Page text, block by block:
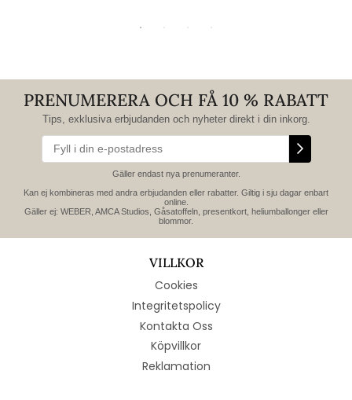
PRENUMERERA OCH FÅ 10 % RABATT
Tips, exklusiva erbjudanden och nyheter direkt i din inkorg.
Gäller endast nya prenumeranter.
Kan ej kombineras med andra erbjudanden eller rabatter. Giltig i sju dagar enbart
online.
Gäller ej: WEBER, AMCA Studios, Gåsatoffeln, presentkort, heliumballonger eller
blommor.
VILLKOR
Cookies
Integritetspolicy
Kontakta Oss
Köpvillkor
Reklamation